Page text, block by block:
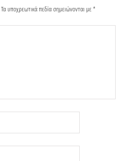
Τα υποχρεωτικά πεδία σημειώνονται με *